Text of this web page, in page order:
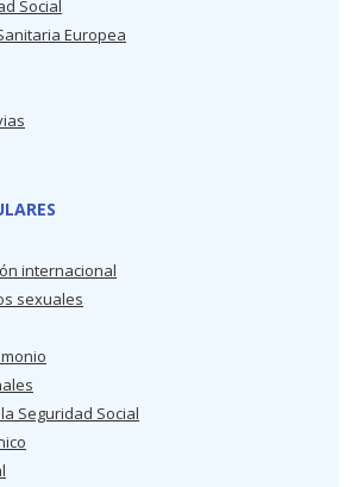
Social
Europea
internacional
sexuales
Seguridad Social